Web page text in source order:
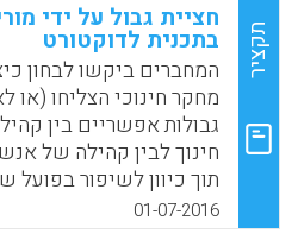
הציבורי. עם זאת,
מיומנויות ואוריינטציות
מודלים מסורתיים של
מתוכננים לפתח. בנוסף,
הוענקה לתהליך ההכשרה
חוקרים מתחילים
מציג את הממצאים ממחקר
מחקר אשר תוכנן לבנות
את המיומנויות, את
תקציר
חציית גבול על ידי
בתכנית לדוקטורט
המחברים ביקשו לבחון
מחקר חינוכי הצליחו (או
גבולות אפשריים בין
חינוך לבין קהילה של
תוך כיוון לשיפור
המקצועית שלהם. כמעט
01-07-2016